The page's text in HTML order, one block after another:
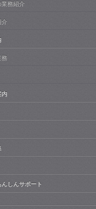
業務紹介
介
務
内
しんサポート